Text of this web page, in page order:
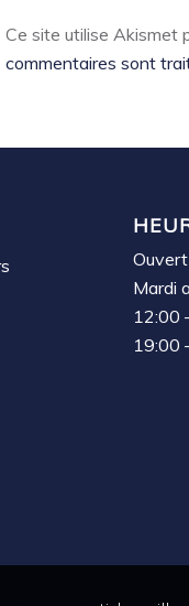
Ce site utilise Akismet
commentaires sont
Ouvert
Mardi
12:00
19:00